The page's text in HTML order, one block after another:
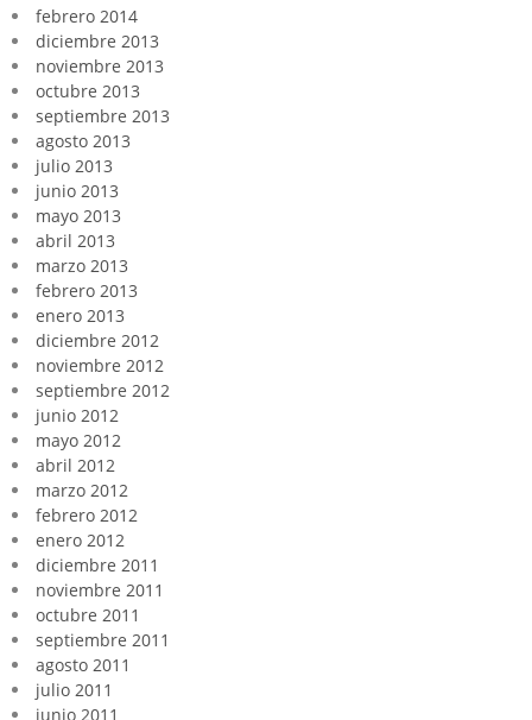
febrero 2014
diciembre 2013
noviembre 2013
octubre 2013
septiembre 2013
agosto 2013
julio 2013
junio 2013
mayo 2013
abril 2013
marzo 2013
febrero 2013
enero 2013
diciembre 2012
noviembre 2012
septiembre 2012
junio 2012
mayo 2012
abril 2012
marzo 2012
febrero 2012
enero 2012
diciembre 2011
noviembre 2011
octubre 2011
septiembre 2011
agosto 2011
julio 2011
junio 2011